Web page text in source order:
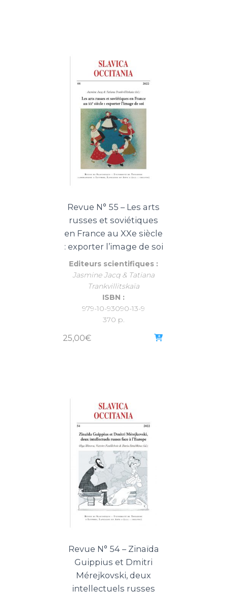
Revue N° 55 – Les arts
russes et soviétiques
en France au XXe siècle
: exporter l’image de soi
Editeurs scientifiques :
Jasmine Jacq & Tatiana
Trankvillitskaïa
ISBN :
979-10-93090-13-9
370 p.
25,00€
Revue N° 54 – Zinaïda
Guippius et Dmitri
Mérejkovski, deux
intellectuels russes